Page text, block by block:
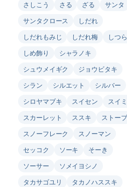
さしこう
さる ざる
サンタ
サンタクロース
しだれ
しだれもみじ
しだれ梅
しつ
しめ飾り
シャラノキ
シュウメイギク
ジョウビタキ
シラン
シルエット
シルバー
シロヤマブキ
スイセン
スイ
スカーレット
ススキ
ストーブ
スノーフレーク
スノーマン
セッコク
ソーキ
そーき
ソーサー
ソメイヨシノ
タカサゴユリ
タカノハススキ